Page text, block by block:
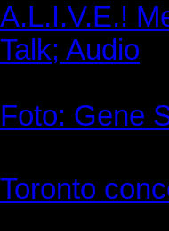
A.L.I.V.E.!
Talk; Audio
Foto: Gene
Toronto